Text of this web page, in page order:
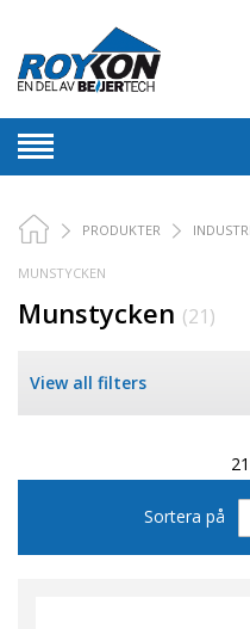
PRODUKTER INDUSTRI
MUNSTYCKEN
Munstycken (21)
View all filters
Sortera på